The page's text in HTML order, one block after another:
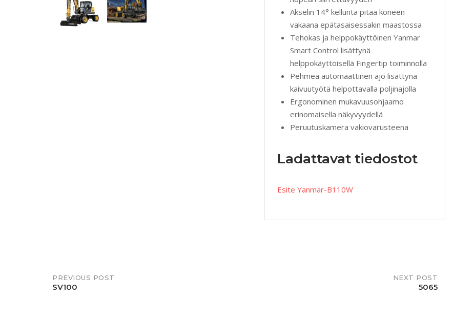
Akselin 14° kellunta pitää koneen
vakaana epätasaisessakin maastossa
Tehokas ja helppokäyttöinen Yanmar
Smart Control lisättynä
helppokäyttöisellä Fingertip toiminnolla
Pehmeä automaattinen ajo lisättynä
kaivuutyötä helpottavalla poljinajolla
Ergonominen mukavuusohjaamo
erinomaisella näkyvyydellä
Peruutuskamera vakiovarusteena
Ladattavat tiedostot
Esite Yanmar-B110W
PREVIOUS POST
SV100
NEXT POST
5065